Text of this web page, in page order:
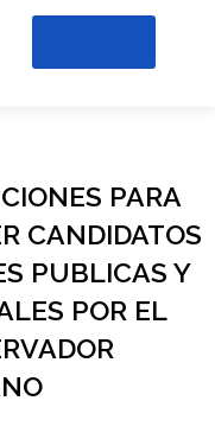
PARA
CANDIDATOS
PUBLICAS Y
POR EL